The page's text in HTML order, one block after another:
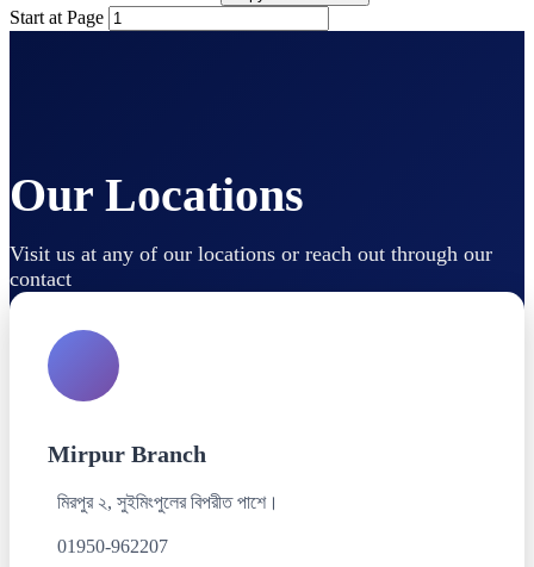
Start at Page
Our Locations
Visit us at any of our locations or reach out through our
contact
Mirpur Branch
মিরপুর ২, সুইমিংপুলের বিপরীত পাশে।
01950-962207